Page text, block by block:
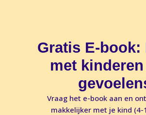
Gratis E-book:
met
Vraag het e-book aan en
makkelijker met je kind (4-